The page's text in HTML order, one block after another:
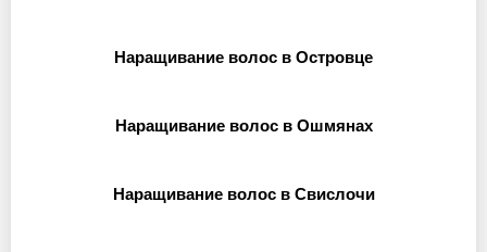
Наращивание волос в Островце
Наращивание волос в Ошмянах
Наращивание волос в Свислочи